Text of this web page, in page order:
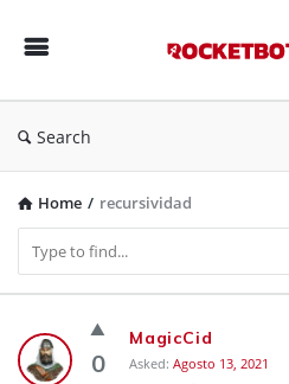
Forum
Search
Home / recursividad
Rocketbot
Forum 0
MagicCid
Asked: Agosto 13, 2021